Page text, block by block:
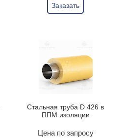
Заказать
Стальная труба D 426 в
ППМ изоляции
Цена по запросу